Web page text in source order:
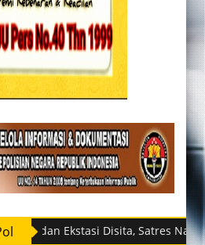
Ekstasi Disita, Satres Narkoba